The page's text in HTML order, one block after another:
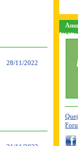
28/11/2022